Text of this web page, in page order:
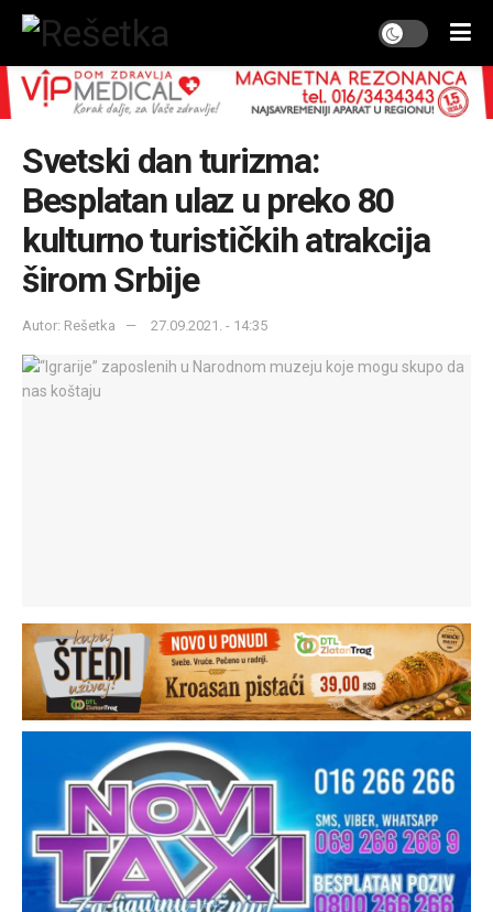
Svetski dan turizma:
Besplatan ulaz u preko 80
kulturno turističkih atrakcija
širom Srbije
Autor: Rešetka 27.09.2021. - 14:35